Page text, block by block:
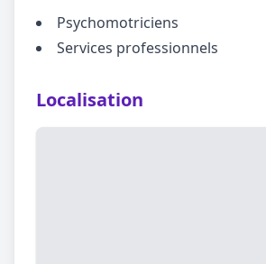
Psychomotriciens
Services professionnels
Localisation